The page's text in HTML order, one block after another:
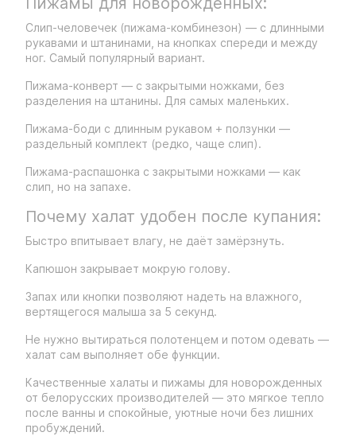
Слип-человечек (пижама-комбинезон) — с длинными
рукавами и штанинами, на кнопках спереди и между
ног. Самый популярный вариант.
Пижама-конверт — с закрытыми ножками, без
разделения на штанины. Для самых маленьких.
Пижама-боди с длинным рукавом + ползунки —
раздельный комплект (редко, чаще слип).
Пижама-распашонка с закрытыми ножками — как
слип, но на запахе.
Почему халат удобен после купания:
Быстро впитывает влагу, не даёт замёрзнуть.
Капюшон закрывает мокрую голову.
Запах или кнопки позволяют надеть на влажного,
вертящегося малыша за 5 секунд.
Не нужно вытираться полотенцем и потом одевать —
халат сам выполняет обе функции.
Качественные халаты и пижамы для новорожденных
от белорусских производителей — это мягкое тепло
после ванны и спокойные, уютные ночи без лишних
пробуждений.